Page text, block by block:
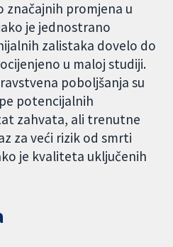
značajnih promjena u
je jednostrano
zalistaka dovelo do
u maloj studiji.
poboljšanja su
potencijalnih
zahvata, ali trenutne
za veći rizik od smrti
je kvaliteta uključenih